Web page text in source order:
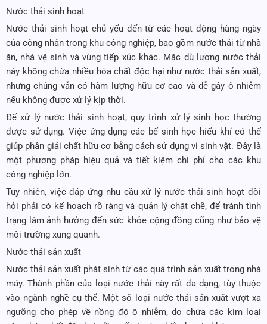
Nước thải sinh hoạt
Nước thải sinh hoạt chủ yếu đến từ các hoạt động hàng ngày
của công nhân trong khu công nghiệp, bao gồm nước thải từ nhà
ăn, nhà vệ sinh và vùng tiếp xúc khác. Mặc dù lượng nước thải
này không chứa nhiều hóa chất độc hại như nước thải sản xuất,
nhưng chúng vẫn có hàm lượng hữu cơ cao và dễ gây ô nhiễm
nếu không được xử lý kịp thời.
Để xử lý nước thải sinh hoạt, quy trình xử lý sinh học thường
được sử dụng. Việc ứng dụng các bể sinh học hiếu khí có thể
giúp phân giải chất hữu cơ bằng cách sử dụng vi sinh vật. Đây là
một phương pháp hiệu quả và tiết kiệm chi phí cho các khu
công nghiệp lớn.
Tuy nhiên, việc đáp ứng nhu cầu xử lý nước thải sinh hoạt đòi
hỏi phải có kế hoạch rõ ràng và quản lý chặt chẽ, để tránh tình
trạng làm ảnh hưởng đến sức khỏe cộng đồng cũng như bảo vệ
môi trường xung quanh.
Nước thải sản xuất
Nước thải sản xuất phát sinh từ các quá trình sản xuất trong nhà
máy. Thành phần của loại nước thải này rất đa dạng, tùy thuộc
vào ngành nghề cụ thể. Một số loại nước thải sản xuất vượt xa
ngưỡng cho phép về nồng độ ô nhiễm, do chứa các kim loại